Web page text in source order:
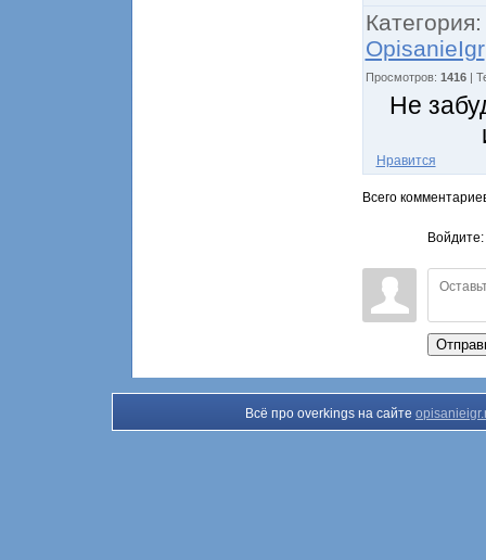
Категория
OpisanieIgr
Просмотров: 1416|
Не
Нравится
Всего
Войдите:
Всё про overkings на сайте